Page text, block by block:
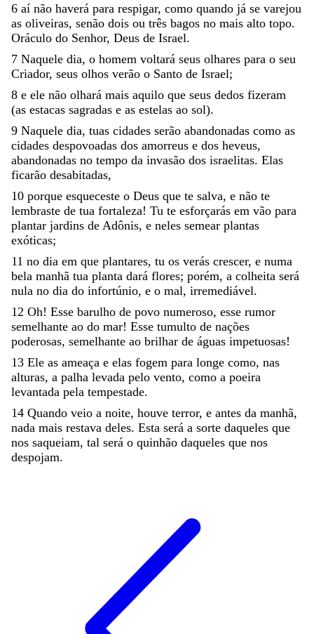
6 aí não haverá para respigar, como quando já se varejou
as oliveiras, senão dois ou três bagos no mais alto topo.
Oráculo do Senhor, Deus de Israel.
7 Naquele dia, o homem voltará seus olhares para o seu
Criador, seus olhos verão o Santo de Israel;
8 e ele não olhará mais aquilo que seus dedos fizeram
(as estacas sagradas e as estelas ao sol).
9 Naquele dia, tuas cidades serão abandonadas como as
cidades despovoadas dos amorreus e dos heveus,
abandonadas no tempo da invasão dos israelitas. Elas
ficarão desabitadas,
10 porque esqueceste o Deus que te salva, e não te
lembraste de tua fortaleza! Tu te esforçarás em vão para
plantar jardins de Adônis, e neles semear plantas
exóticas;
11 no dia em que plantares, tu os verás crescer, e numa
bela manhã tua planta dará flores; porém, a colheita será
nula no dia do infortúnio, e o mal, irremediável.
12 Oh! Esse barulho de povo numeroso, esse rumor
semelhante ao do mar! Esse tumulto de nações
poderosas, semelhante ao brilhar de águas impetuosas!
13 Ele as ameaça e elas fogem para longe como, nas
alturas, a palha levada pelo vento, como a poeira
levantada pela tempestade.
14 Quando veio a noite, houve terror, e antes da manhã,
nada mais restava deles. Esta será a sorte daqueles que
nos saqueiam, tal será o quinhão daqueles que nos
despojam.